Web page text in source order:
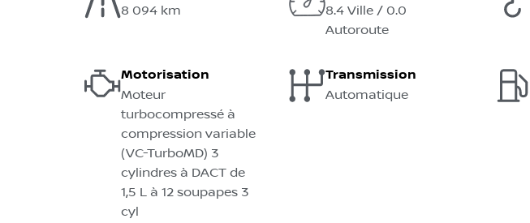
8 094 km
8.4 Ville / 0.0
Autoroute
Motorisation
Moteur
turbocompressé à
compression variable
(VC-TurboMD) 3
cylindres à DACT de
1,5 L à 12 soupapes 3
cyl
Transmission
Automatique